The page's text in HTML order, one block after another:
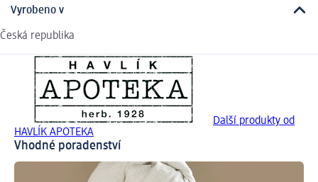
Vyrobeno v
Česká republika
Další produkty od
HAVLÍK APOTEKA
Vhodné poradenství